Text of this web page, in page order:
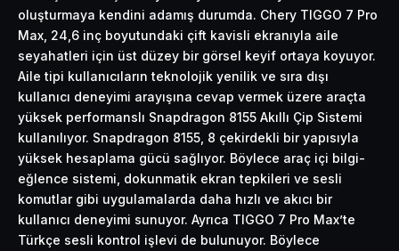
oluşturmaya kendini adamış durumda. Chery TIGGO 7 Pro
Max, 24,6 inç boyutundaki çift kavisli ekranıyla aile
seyahatleri için üst düzey bir görsel keyif ortaya koyuyor.
Aile tipi kullanıcıların teknolojik yenilik ve sıra dışı
kullanıcı deneyimi arayışına cevap vermek üzere araçta
yüksek performanslı Snapdragon 8155 Akıllı Çip Sistemi
kullanılıyor. Snapdragon 8155, 8 çekirdekli bir yapısıyla
yüksek hesaplama gücü sağlıyor. Böylece araç içi bilgi-
eğlence sistemi, dokunmatik ekran tepkileri ve sesli
komutlar gibi uygulamalarda daha hızlı ve akıcı bir
kullanıcı deneyimi sunuyor. Ayrıca TIGGO 7 Pro Max’te
Türkçe sesli kontrol işlevi de bulunuyor. Böylece